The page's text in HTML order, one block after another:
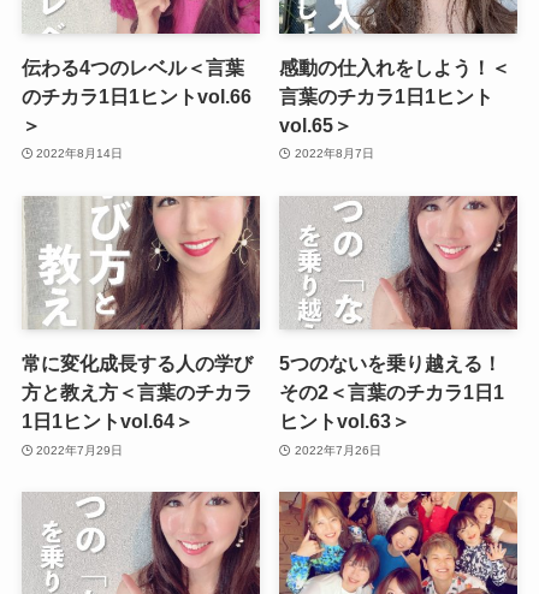
伝わる4つのレベル＜言葉
のチカラ1日1ヒントvol.66
＞
2022年8月14日
感動の仕入れをしよう！＜
言葉のチカラ1日1ヒント
vol.65＞
2022年8月7日
常に変化成長する人の学び
方と教え方＜言葉のチカラ
1日1ヒントvol.64＞
2022年7月29日
5つのないを乗り越える！
その2＜言葉のチカラ1日1
ヒントvol.63＞
2022年7月26日